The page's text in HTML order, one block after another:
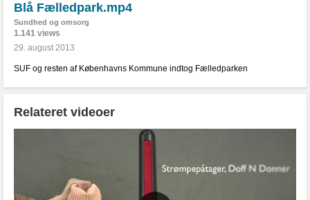
Blå Fælledpark.mp4
Sundhed og omsorg
1.141 views
29. august 2013
SUF og resten af Københavns Kommune indtog Fælledparken
Relateret videoer